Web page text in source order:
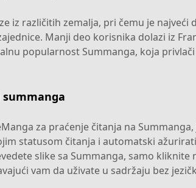
iz različitih zemalja, pri čemu je
Manji deo korisnika dolazi iz
popularnost Summanga, koja
za praćenje čitanja na
statusom čitanja i automatski
slike sa Summanga, samo
vam da uživate u sadržaju bez